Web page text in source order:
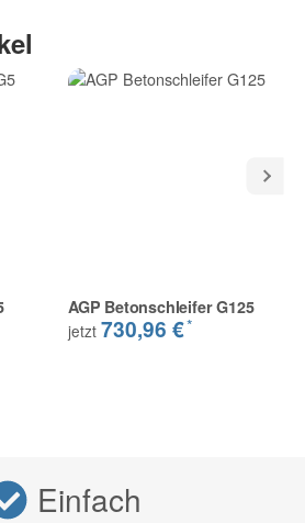
AGP Betonschleifer G125
jetzt 730,96 €*
Einfach